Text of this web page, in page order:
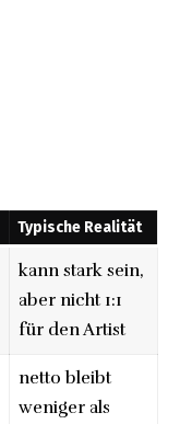
Typische Realität
kann stark sein,
aber nicht 1:1
für den Artist
netto bleibt
weniger als